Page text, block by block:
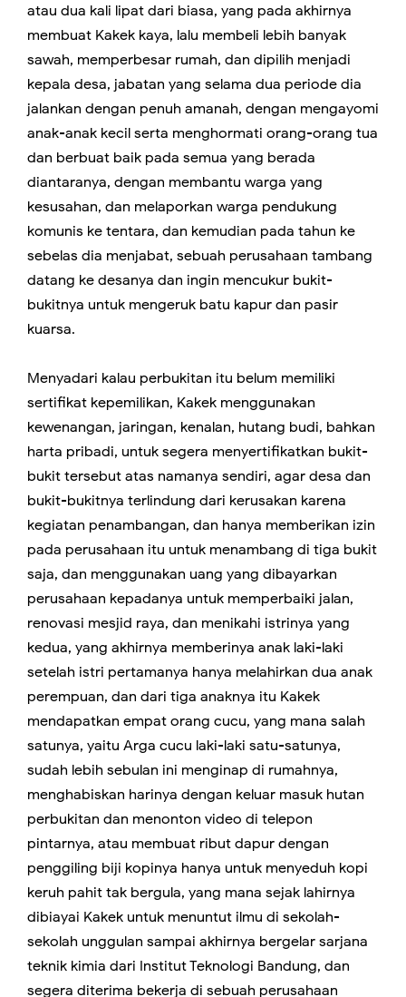
atau dua kali lipat dari biasa, yang pada akhirnya
membuat Kakek kaya, lalu membeli lebih banyak
sawah, memperbesar rumah, dan dipilih menjadi
kepala desa, jabatan yang selama dua periode dia
jalankan dengan penuh amanah, dengan mengayomi
anak-anak kecil serta menghormati orang-orang tua
dan berbuat baik pada semua yang berada
diantaranya, dengan membantu warga yang
kesusahan, dan melaporkan warga pendukung
komunis ke tentara, dan kemudian pada tahun ke
sebelas dia menjabat, sebuah perusahaan tambang
datang ke desanya dan ingin mencukur bukit-
bukitnya untuk mengeruk batu kapur dan pasir
kuarsa.
Menyadari kalau perbukitan itu belum memiliki
sertifikat kepemilikan, Kakek menggunakan
kewenangan, jaringan, kenalan, hutang budi, bahkan
harta pribadi, untuk segera menyertifikatkan bukit-
bukit tersebut atas namanya sendiri, agar desa dan
bukit-bukitnya terlindung dari kerusakan karena
kegiatan penambangan, dan hanya memberikan izin
pada perusahaan itu untuk menambang di tiga bukit
saja, dan menggunakan uang yang dibayarkan
perusahaan kepadanya untuk memperbaiki jalan,
renovasi mesjid raya, dan menikahi istrinya yang
kedua, yang akhirnya memberinya anak laki-laki
setelah istri pertamanya hanya melahirkan dua anak
perempuan, dan dari tiga anaknya itu Kakek
mendapatkan empat orang cucu, yang mana salah
satunya, yaitu Arga cucu laki-laki satu-satunya,
sudah lebih sebulan ini menginap di rumahnya,
menghabiskan harinya dengan keluar masuk hutan
perbukitan dan menonton video di telepon
pintarnya, atau membuat ribut dapur dengan
penggiling biji kopinya hanya untuk menyeduh kopi
keruh pahit tak bergula, yang mana sejak lahirnya
dibiayai Kakek untuk menuntut ilmu di sekolah-
sekolah unggulan sampai akhirnya bergelar sarjana
teknik kimia dari Institut Teknologi Bandung, dan
segera diterima bekerja di sebuah perusahaan